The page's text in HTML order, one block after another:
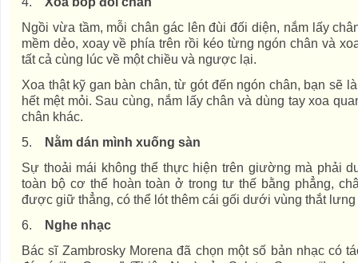
Ngồi vừa tầm, mỗi chân gác lên đùi đối diện, nắm lấy
mềm dẻo, xoay về phía trên rồi kéo từng ngón chân và
tất cả cùng lúc về một chiều và ngược lại.
Xoa thật kỹ gan bàn chân, từ gót đến ngón chân, bạn sẽ
hết mệt mỏi. Sau cùng, nắm lấy chân và dùng tay xoa
chân khác.
5.
Nằm dán mình xuống sàn
Sự thoải mái không thể thực hiện trên giường mà phải
toàn bộ cơ thể hoàn toàn ở trong tư thế bằng phẳng,
được giữ thẳng, có thể lót thêm cái gối dưới vùng thắt
6.
Nghe nhạc
Bác sĩ Zambrosky Morena đã chọn một số bản nhạc có